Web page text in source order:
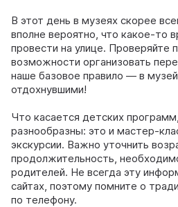
В этот день в музеях скорее
вполне вероятно, что какое-то
провести на улице. Проверяйте
возможности организовать
наше базовое правило — в
отдохнувшими!
Что касается детских
разнообразны: это и мастер-
экскурсии. Важно уточнить
продолжительность,
родителей. Не всегда эту
сайтах, поэтому помните о
по телефону.